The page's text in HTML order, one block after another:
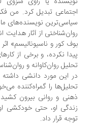
تبدیل کرد. من فکر
نویسنده‌های ما
از آثار هدایت
کور و ناسیونالیسم» اثر
نکرده، و برخی از کارهای
روان‌کاوانه و روان‌شناسانه
این مورد دانشی داشته
را گمراه‌کننده می‌خواند
و روانی بیرون کشید و در
او، حتی خودکشی‌ او را،
قرار داد.